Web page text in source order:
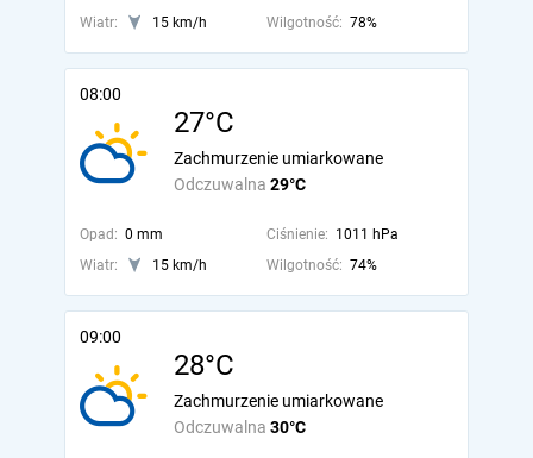
Wiatr: 15 km/h Wilgotność: 78%
08:00
27°C
Odczuwalna 29°C
Zachmurzenie umiarkowane
Opad: 0 mm Ciśnienie: 1011 hPa
Wiatr:
15 km/h Wilgotność: 74%
09:00
28°C
Odczuwalna 30°C
Zachmurzenie umiarkowane